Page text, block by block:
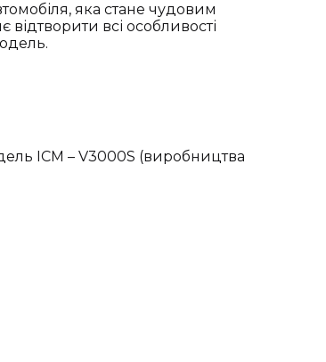
яка стане чудовим
всі особливості
ICM – V3000S (виробництва